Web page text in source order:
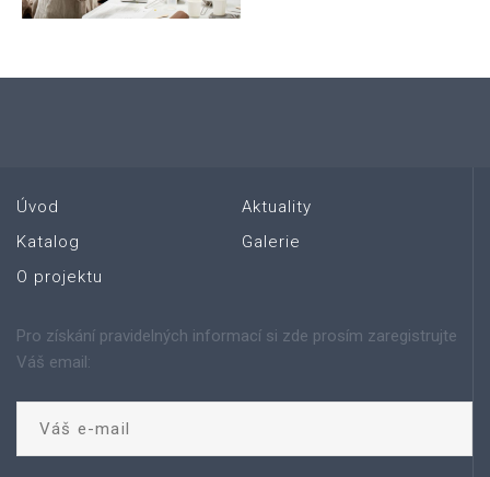
Úvod
Katalog
O projektu
Aktuality
Galerie
Pro získání pravidelných informací si zde prosím zaregistrujte
Váš email: